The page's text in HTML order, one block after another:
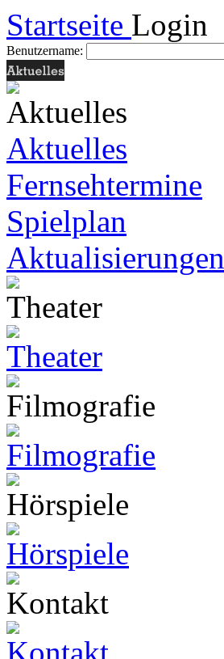
Startseite Login
Benutzername:
Aktuelles
Fernsehtermine
Spielplan
Aktualisierungen